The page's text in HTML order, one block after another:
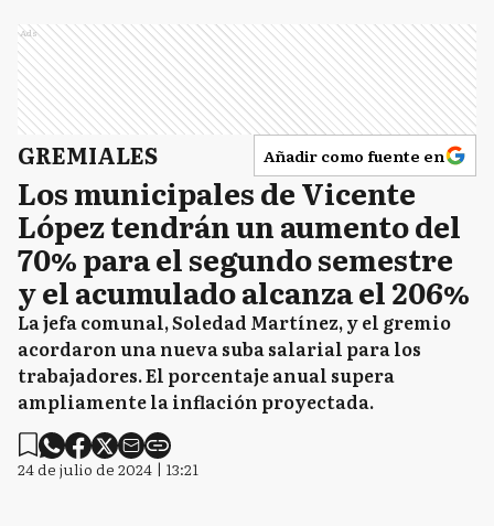
Ads
GREMIALES Añadir como fuente en
Los municipales de Vicente
López tendrán un aumento del
70% para el segundo semestre
y el acumulado alcanza el 206%
La jefa comunal, Soledad Martínez, y el gremio
acordaron una nueva suba salarial para los
trabajadores. El porcentaje anual supera
ampliamente la inflación proyectada.
24 de julio de 2024 | 13:21